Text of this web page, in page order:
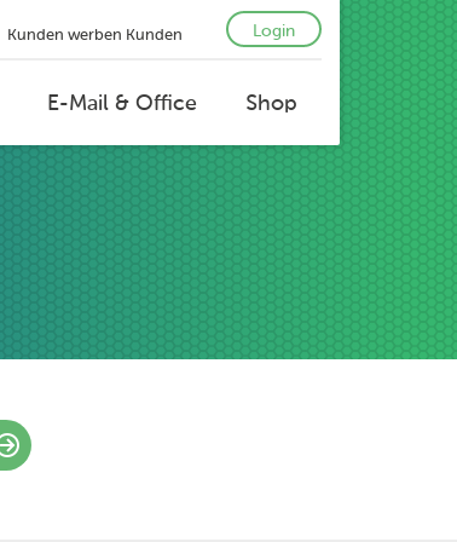
Kunden werben Kunden Login
E-Mail & Office Shop